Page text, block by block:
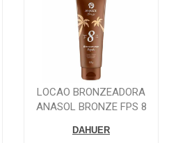
LOCAO BRONZEADORA
ANASOL BRONZE FPS 8
DAHUER